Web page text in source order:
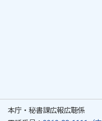
本庁・秘書課広報広聴係